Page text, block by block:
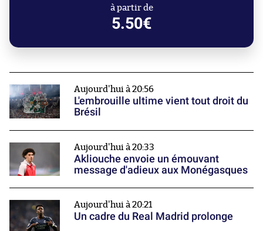
à partir de
5.50€
Aujourd'hui à 20:56
L'embrouille ultime vient tout droit du
Brésil
Aujourd'hui à 20:33
Akliouche envoie un émouvant
message d'adieux aux Monégasques
Aujourd'hui à 20:21
Un cadre du Real Madrid prolonge